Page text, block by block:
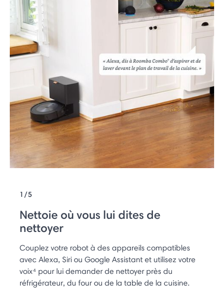
1/5
Nettoie où vous lui dites de
nettoyer
Couplez votre robot à des appareils compatibles
avec Alexa, Siri ou Google Assistant et utilisez votre
voix⁴ pour lui demander de nettoyer près du
réfrigérateur, du four ou de la table de la cuisine.